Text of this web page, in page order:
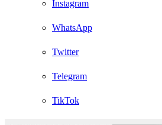
Instagram
WhatsApp
Twitter
Telegram
TikTok